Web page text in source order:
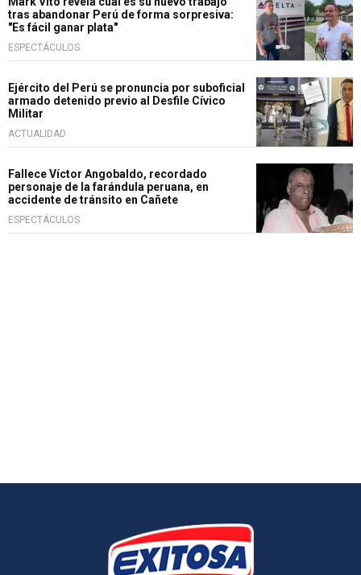
tras abandonar Perú de forma sorpresiva:
"Es fácil ganar plata"
ESPECTÁCULOS
Ejército del Perú se pronuncia por suboficial
armado detenido previo al Desfile Cívico
Militar
ACTUALIDAD
Fallece Víctor Angobaldo, recordado
personaje de la farándula peruana, en
accidente de tránsito en Cañete
ESPECTÁCULOS